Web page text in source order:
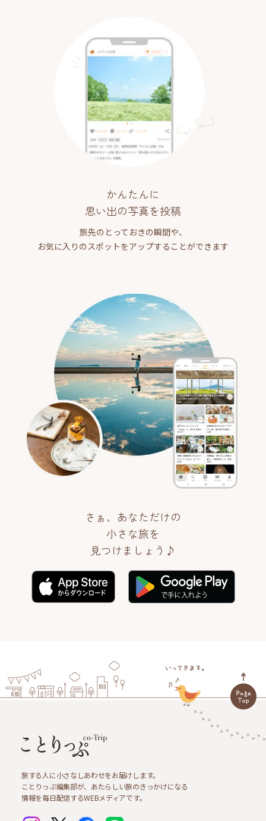
かんたんに
思い出の写真を投稿
旅先のとっておきの瞬間や、
お気に入りのスポットをアップすることができます
さぁ、あなただけの
小さな旅を
見つけましょう♪
旅する人に小さなしあわせをお届けします。
ことりっぷ編集部が、あたらしい旅のきっかけになる
情報を毎日配信するWEBメディアです。